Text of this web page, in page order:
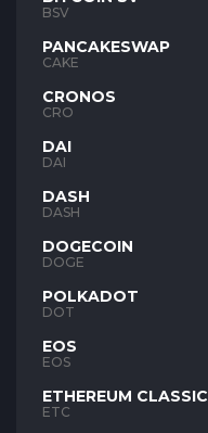
BSV
PANCAKESWAP
CAKE
CRONOS
CRO
DAI
DAI
DASH
DASH
DOGECOIN
DOGE
POLKADOT
DOT
EOS
EOS
ETHEREUM CLASSIC
ETC